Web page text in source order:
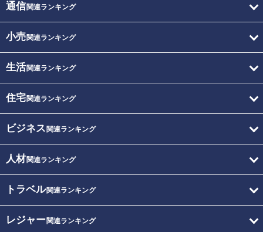
通信関連ランキング
小売関連ランキング
生活関連ランキング
住宅関連ランキング
ビジネス 関連ランキング
人材関連ランキング
トラベル関連ランキング
レジャー関連ランキング